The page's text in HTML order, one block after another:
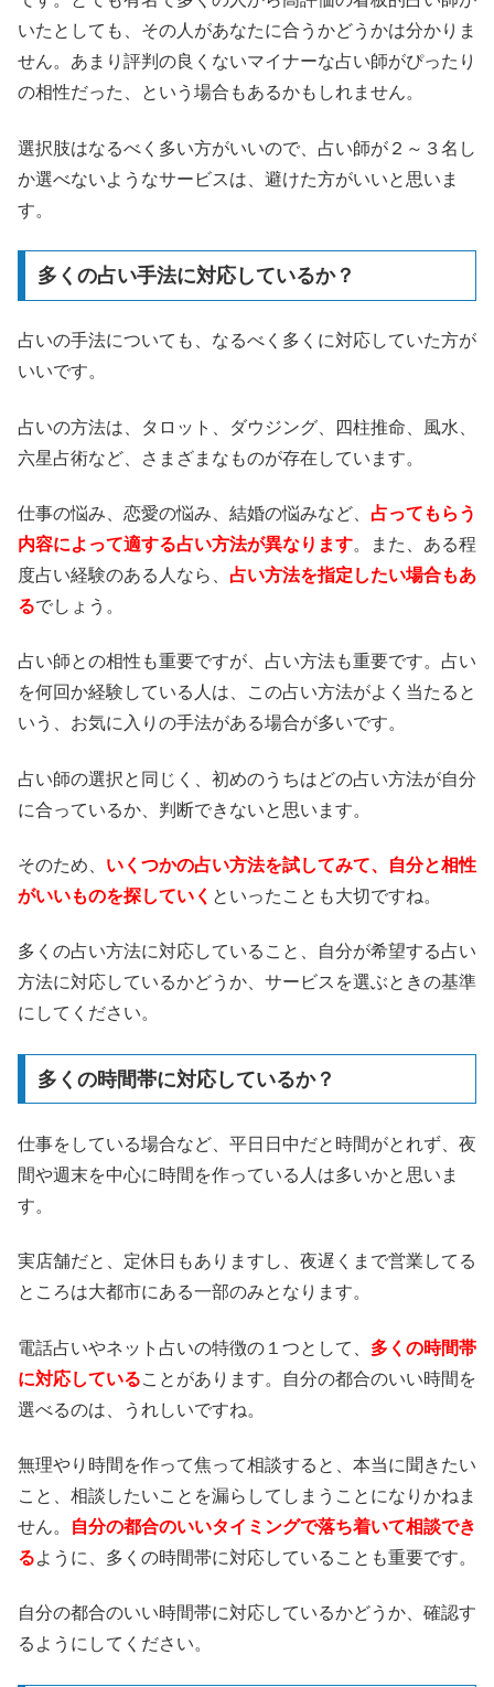
いたとしても、その人があなたに合うかどうかは分かりま
せん。あまり評判の良くないマイナーな占い師がぴったり
の相性だった、という場合もあるかもしれません。
選択肢はなるべく多い方がいいので、占い師が２～３名し
か選べないようなサービスは、避けた方がいいと思いま
す。
多くの占い手法に対応しているか？
占いの手法についても、なるべく多くに対応していた方が
いいです。
占いの方法は、タロット、ダウジング、四柱推命、風水、
六星占術など、さまざまなものが存在しています。
仕事の悩み、恋愛の悩み、結婚の悩みなど、 占ってもらう
内容によって適する占い方法が異なります。また、ある程
度占い経験のある人なら、 占い方法を指定したい場合もあ
るでしょう。
占い師との相性も重要ですが、占い方法も重要です。占い
を何回か経験している人は、この占い方法がよく当たると
いう、お気に入りの手法がある場合が多いです。
占い師の選択と同じく、初めのうちはどの占い方法が自分
に合っているか、判断できないと思います。
そのため、 いくつかの占い方法を試してみて、自分と相性
がいいものを探していく といったことも大切ですね。
多くの占い方法に対応していること、自分が希望する占い
方法に対応しているかどうか、サービスを選ぶときの基準
にしてください。
多くの時間帯に対応しているか？
仕事をしている場合など、平日日中だと時間がとれず、夜
間や週末を中心に時間を作っている人は多いかと思いま
す。
実店舗だと、定休日もありますし、夜遅くまで営業してる
ところは大都市にある一部のみとなります。
電話占いやネット占いの特徴の１つとして、 多くの時間帯
に対応していることがあります。自分の都合のいい時間を
選べるのは、うれしいですね。
無理やり時間を作って焦って相談すると、本当に聞きたい
こと、相談したいことを漏らしてしまうことになりかねま
せん。
自分の都合のいいタイミングで落ち着いて相談でき
るように、多くの時間帯に対応していることも重要です。
自分の都合のいい時間帯に対応しているかどうか、確認す
るようにしてください。